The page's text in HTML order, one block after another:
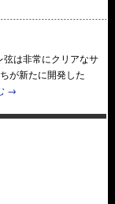
は非常にクリアなサ
が新たに開発した
→